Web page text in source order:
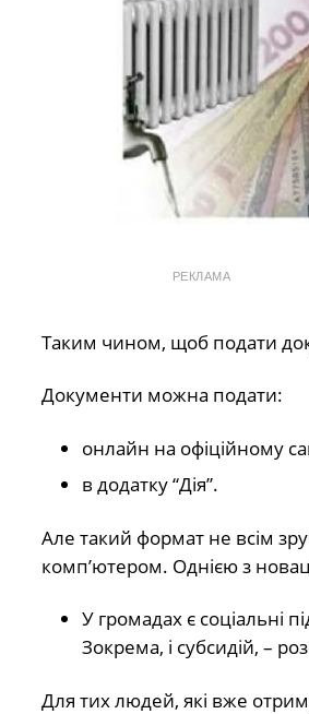
РЕКЛАМА
Таким чином, щоб подати
Документи можна подати:
онлайн на офіційному
в додатку “Дія”.
Але такий формат не всім
комп’ютером. Однією з
У громадах є соціальні
Зокрема, і субсидій, –
Для тих людей, які вже